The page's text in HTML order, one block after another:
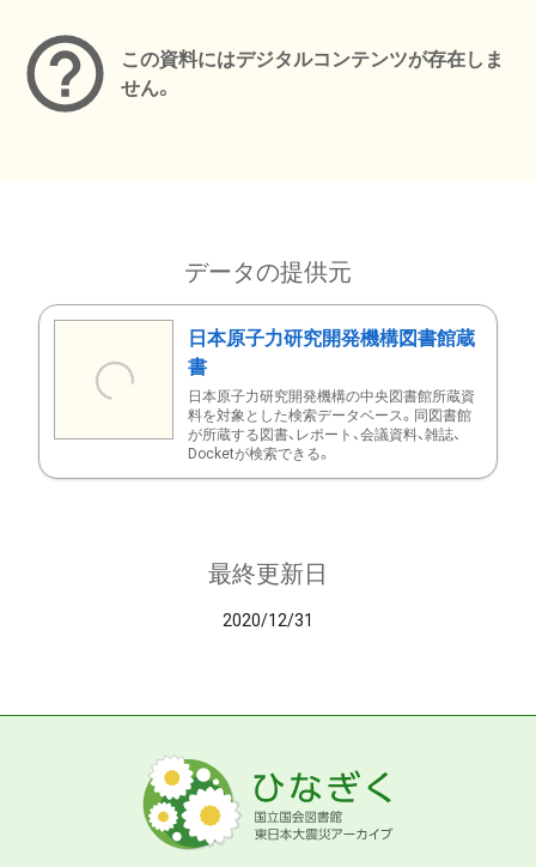
この資料にはデジタルコンテンツが存在しま
せん。
データの提供元
日本原子力研究開発機構図書館蔵
書
日本原子力研究開発機構の中央図書館所蔵資
料を対象とした検索データベース。同図書館
が所蔵する図書、レポート、会議資料、雑誌、
Docketが検索できる。
最終更新日
2020/12/31